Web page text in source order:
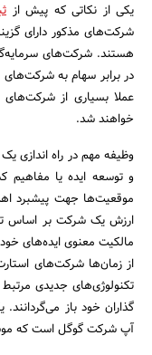
یکی از نکاتی که پیش از
شرکت‌های مذکور دارای
در برابر سهام به شرکت‌های
عملا بسیاری از شرکت‌های
خواهند شد.
وظیفه مهم در راه اندازی
و توسعه ایده یا
موقعیت‌ها جهت پیشبرد
ارزش یک شرکت بر اساس
مالکیت معنوی ایده‌های
از زمان‌ها شرکت‌های
تکنولوژی‌های جدیدی
گذاران خود باز
آپ شرکت گوگل است که